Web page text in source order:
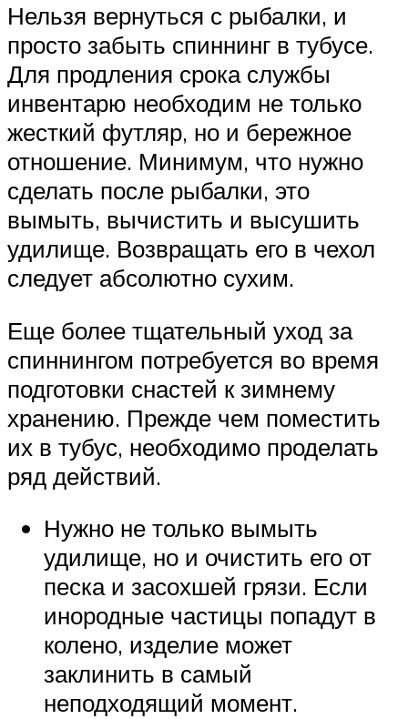
Нельзя вернуться с рыбалки, и
просто забыть спиннинг в тубусе.
Для продления срока службы
инвентарю необходим не только
жесткий футляр, но и бережное
отношение. Минимум, что нужно
сделать после рыбалки, это
вымыть, вычистить и высушить
удилище. Возвращать его в чехол
следует абсолютно сухим.
Еще более тщательный уход за
спиннингом потребуется во время
подготовки снастей к зимнему
хранению. Прежде чем поместить
их в тубус, необходимо проделать
ряд действий.
Нужно не только вымыть
удилище, но и очистить его от
песка и засохшей грязи. Если
инородные частицы попадут в
колено, изделие может
заклинить в самый
неподходящий момент.